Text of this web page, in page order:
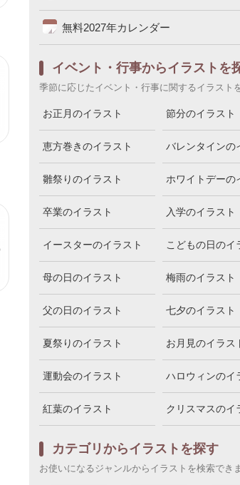
無料2027年カレンダー
イベント・行事からイラストを
季節に応じたイベント・行事に関するイラスト
お正月のイラスト 節分のイラスト
恵方巻きのイラスト バレンタインの
雛祭りのイラスト ホワイトデーの
卒業のイラスト 入学のイラスト
イースターのイラスト こどもの日のイ
母の日のイラスト 梅雨のイラスト
父の日のイラスト 七夕のイラスト
夏祭りのイラスト お月見のイラス
運動会のイラスト ハロウィンのイ
紅葉のイラスト クリスマスのイ
カテゴリからイラストを探す
お使いになるジャンルからイラストを検索でき